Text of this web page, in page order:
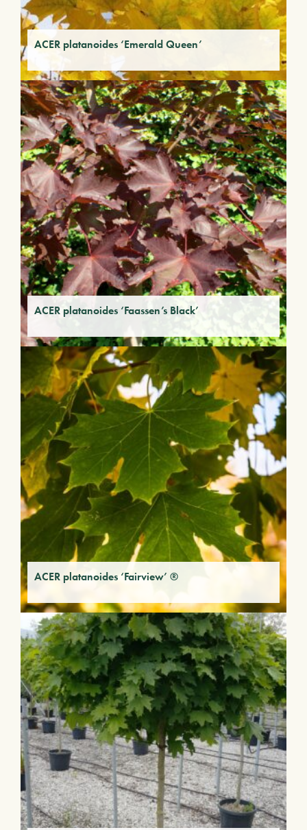
ACER platanoides ‘Emerald Queen’
ACER platanoides ‘Faassen’s Black’
ACER platanoides ‘Fairview’ ®